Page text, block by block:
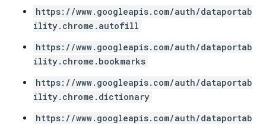
https://www.googleapis.com/auth/dataportab
ility.chrome.autofill
https://www.googleapis.com/auth/dataportab
ility.chrome.bookmarks
https://www.googleapis.com/auth/dataportab
ility.chrome.dictionary
https://www.googleapis.com/auth/dataportab